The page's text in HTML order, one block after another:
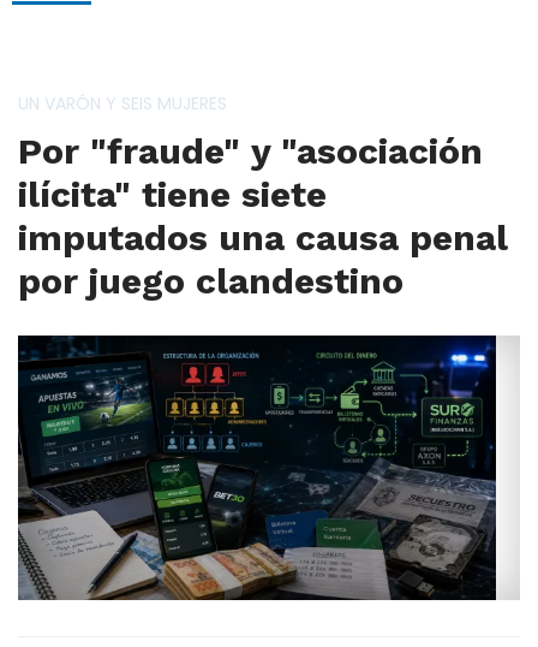
UN VARÓN Y SEIS MUJERES
Por "fraude" y "asociación
ilícita" tiene siete
imputados una causa penal
por juego clandestino